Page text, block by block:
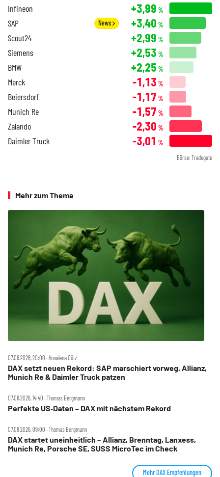
Infineon +3,99 %
SAP News +3,40 %
Scout24 +2,99 %
Siemens +2,53 %
BMW +2,25 %
Merck -1,13 %
Beiersdorf -1,17 %
Munich Re -1,57 %
Zalando -2,30 %
Daimler Truck -3,01 %
Börse: Tradegate
Mehr zum Thema
07.08.2026, 20:00 ‧ Annalena Götz
DAX setzt neuen Rekord: SAP marschiert vorweg, Allianz,
Munich Re & Daimler Truck patzen
07.08.2026, 14:40 ‧ Thomas Bergmann
Perfekte US‑Daten – DAX mit nächstem Rekord
07.08.2026, 09:00 ‧ Thomas Bergmann
DAX startet uneinheitlich – Allianz, Brenntag, Lanxess,
Munich Re, Porsche SE, SUSS MicroTec im Check
Mehr DAX Empfehlungen